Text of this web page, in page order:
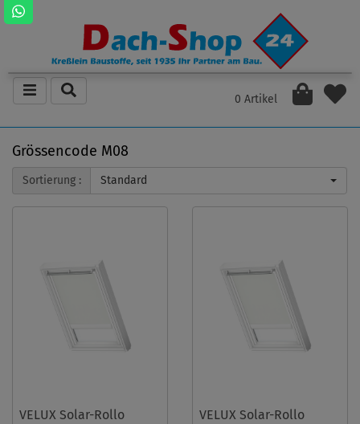
0 Artikel
Grössencode M08
Sortierung : Standard
VELUX Solar-Rollo
VELUX Solar-Rollo